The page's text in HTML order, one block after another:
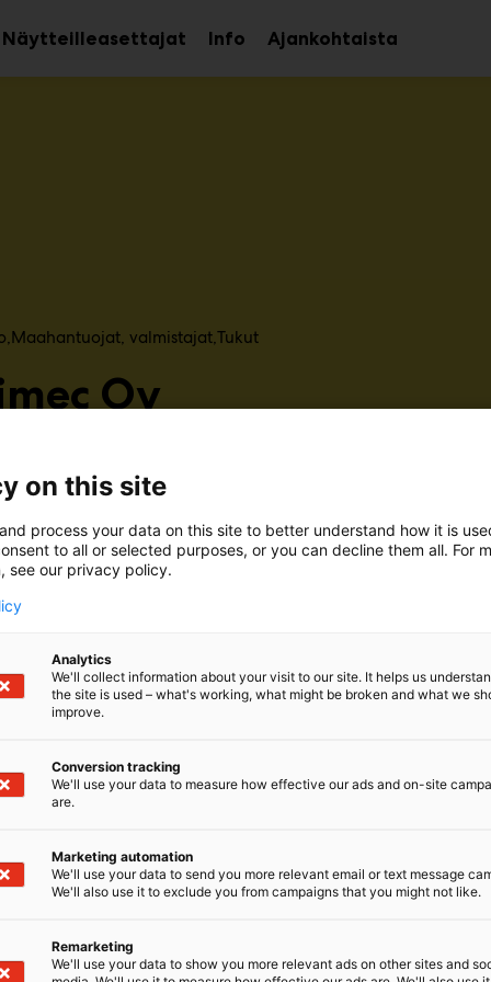
Näytteilleasettajat InfoAvaa
alavalikko
Ajankohtaista
Maahantuojat, valmistajat​ Tukut
Oy
Oy on suomalainen perheyritys, joka maahantuo
varavoima-alalla. Tarjoamme asiakkaillemme
palvelua ja luotettavaa tukea kriittisissä
ja asiakastyytyväisyyteen kaikessa toiminnassamme.
on this site
process your data on this site to better understand how it is
to all or selected purposes, or you can decline them all. For
see our privacy policy.
Analytics
We'll collect information about your visit to our site. It helps us
the site is used – what's working, what might be broken and what we
improve.
Conversion tracking
We'll use your data to measure how effective our ads and on-site
are.
Marketing automation
We'll use your data to send you more relevant email or text message
We'll also use it to exclude you from campaigns that you might not like.
Remarketing
We'll use your data to show you more relevant ads on other sites and